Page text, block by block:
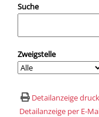
Suche
Zweigstelle
Detailanzeige
Detailanzeige per E-